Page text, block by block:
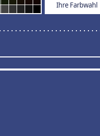
Ihre Farbwahl